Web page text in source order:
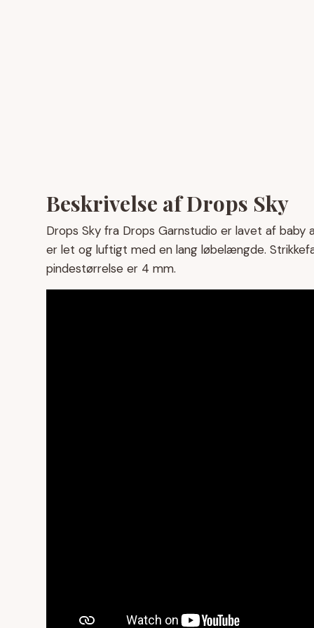
Beskrivelse af Drops Sky
Drops Sky fra Drops Garnstudio er lavet af baby
er let og luftigt med en lang løbelængde.
pindestørrelse er 4 mm.